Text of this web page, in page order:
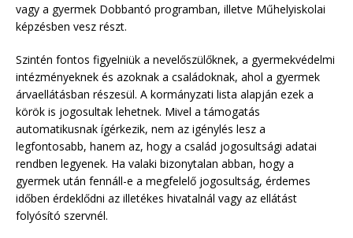
vagy a gyermek Dobbantó programban, illetve Műhelyiskolai
képzésben vesz részt.
Szintén fontos figyelniük a nevelőszülőknek, a gyermekvédelmi
intézményeknek és azoknak a családoknak, ahol a gyermek
árvaellátásban részesül. A kormányzati lista alapján ezek a
körök is jogosultak lehetnek. Mivel a támogatás
automatikusnak ígérkezik, nem az igénylés lesz a
legfontosabb, hanem az, hogy a család jogosultsági adatai
rendben legyenek. Ha valaki bizonytalan abban, hogy a
gyermek után fennáll-e a megfelelő jogosultság, érdemes
időben érdeklődni az illetékes hivatalnál vagy az ellátást
folyósító szervnél.